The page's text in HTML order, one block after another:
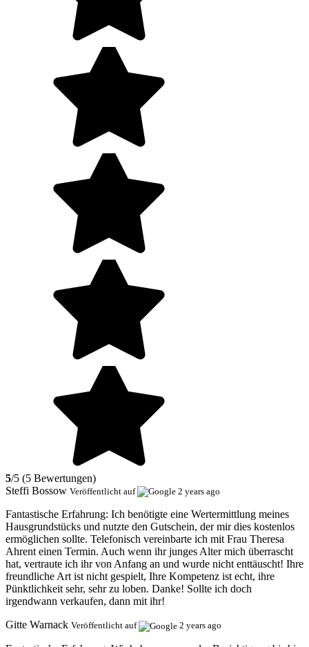
5/5 (5 Bewertungen)
Steffi Bossow Veröffentlicht auf 2 years ago
Fantastische Erfahrung: Ich benötigte eine Wertermittlung meines
Hausgrundstücks und nutzte den Gutschein, der mir dies kostenlos
ermöglichen sollte. Telefonisch vereinbarte ich mit Frau Theresa
Ahrent einen Termin. Auch wenn ihr junges Alter mich überrascht
hat, vertraute ich ihr von Anfang an und wurde nicht enttäuscht! Ihre
freundliche Art ist nicht gespielt, Ihre Kompetenz ist echt, ihre
Pünktlichkeit sehr, sehr zu loben. Danke! Sollte ich doch
irgendwann verkaufen, dann mit ihr!
Gitte Warnack Veröffentlicht auf 2 years ago